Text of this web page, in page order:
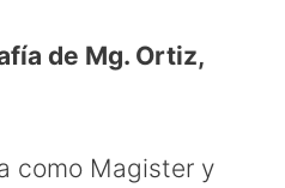
de Mg. Ortiz,
como Magister y